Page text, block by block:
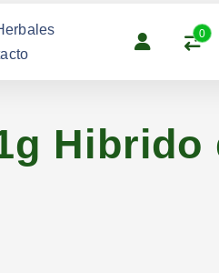
0
Hibrido